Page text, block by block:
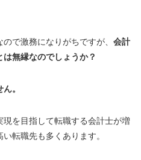
で激務になりがちですが、 会計
無縁なのでしょうか？
。
を目指して転職する会計士が増
転職先も多くあります。